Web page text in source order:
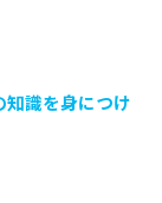
知識を身につけ